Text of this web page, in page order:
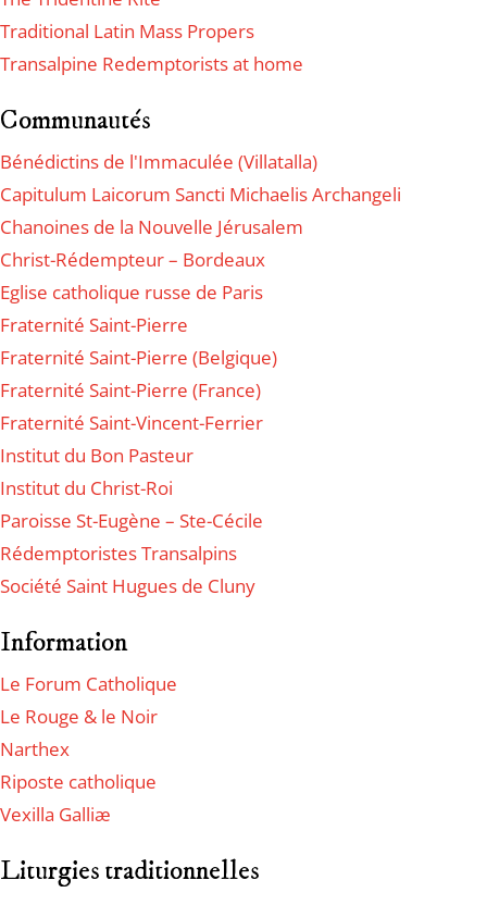
Traditional Latin Mass Propers
Transalpine Redemptorists at home
Communautés
Bénédictins de l'Immaculée (Villatalla)
Capitulum Laicorum Sancti Michaelis Archangeli
Chanoines de la Nouvelle Jérusalem
Christ-Rédempteur – Bordeaux
Eglise catholique russe de Paris
Fraternité Saint-Pierre
Fraternité Saint-Pierre (Belgique)
Fraternité Saint-Pierre (France)
Fraternité Saint-Vincent-Ferrier
Institut du Bon Pasteur
Institut du Christ-Roi
Paroisse St-Eugène – Ste-Cécile
Rédemptoristes Transalpins
Société Saint Hugues de Cluny
Information
Le Forum Catholique
Le Rouge & le Noir
Narthex
Riposte catholique
Vexilla Galliæ
Liturgies traditionnelles